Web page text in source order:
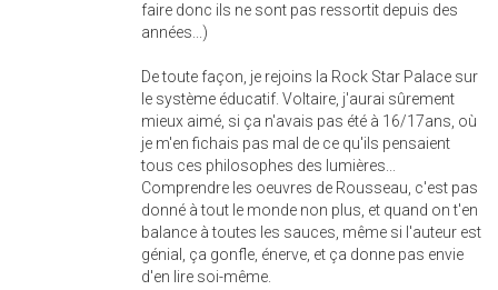
faire donc ils ne sont pas ressortit depuis des
années...)
De toute façon, je rejoins la Rock Star Palace sur
le système éducatif. Voltaire, j'aurai sûrement
mieux aimé, si ça n'avais pas été à 16/17ans, où
je m'en fichais pas mal de ce qu'ils pensaient
tous ces philosophes des lumières...
Comprendre les oeuvres de Rousseau, c'est pas
donné à tout le monde non plus, et quand on t'en
balance à toutes les sauces, même si l'auteur est
génial, ça gonfle, énerve, et ça donne pas envie
d'en lire soi-même.